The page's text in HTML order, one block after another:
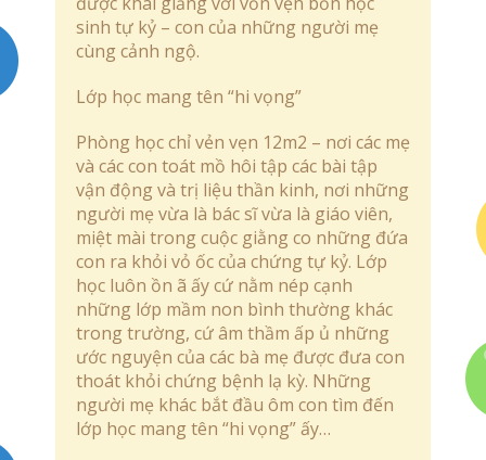
sinh tự kỷ – con của những người mẹ
cùng cảnh ngộ.
Lớp học mang tên “hi vọng”
Phòng học chỉ vẻn vẹn 12m2 – nơi các mẹ
và các con toát mồ hôi tập các bài tập
vận động và trị liệu thần kinh, nơi những
người mẹ vừa là bác sĩ vừa là giáo viên,
miệt mài trong cuộc giằng co những đứa
con ra khỏi vỏ ốc của chứng tự kỷ. Lớp
học luôn ồn ã ấy cứ nằm nép cạnh
những lớp mầm non bình thường khác
trong trường, cứ âm thầm ấp ủ những
ước nguyện của các bà mẹ được đưa con
thoát khỏi chứng bệnh lạ kỳ. Những
người mẹ khác bắt đầu ôm con tìm đến
lớp học mang tên “hi vọng” ấy…